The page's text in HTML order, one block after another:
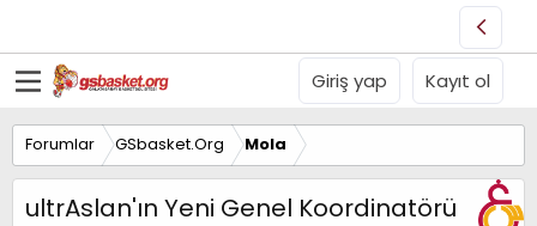
Giriş yap Kayıt ol
Forumlar GSbasket.Org Mola
ultrAslan'ın Yeni Genel Koordinatörü